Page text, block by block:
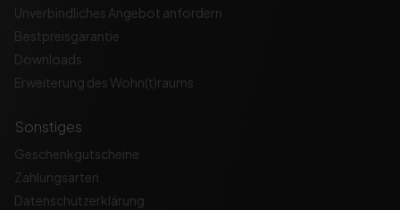
Unverbindliches Angebot anfordern
Bestpreisgarantie
Downloads
Erweiterung des Wohn(t)raums
Sonstiges
Geschenkgutscheine
Zahlungsarten
Datenschutzerklärung